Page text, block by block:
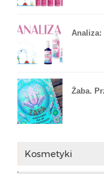
Analiza:
Żaba.
Kosmetyki